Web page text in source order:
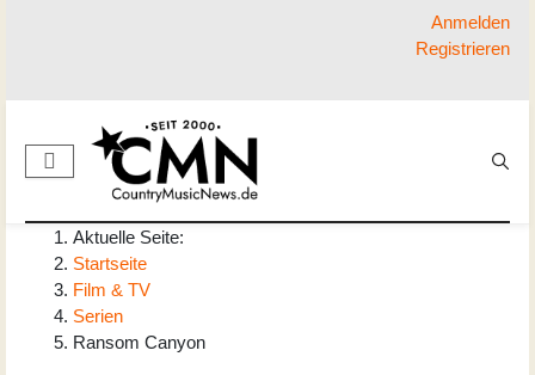
Anmelden
Registrieren
Aktuelle Seite:
Startseite
Film & TV
Serien
Ransom Canyon